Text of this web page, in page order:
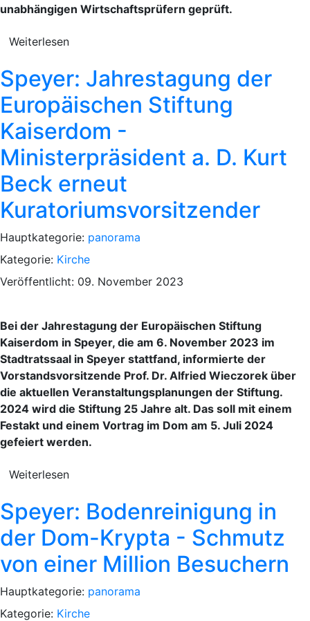
unabhängigen Wirtschaftsprüfern geprüft.
Weiterlesen
Speyer: Jahrestagung der
Europäischen Stiftung
Kaiserdom -
Ministerpräsident a. D. Kurt
Beck erneut
Kuratoriumsvorsitzender
Hauptkategorie: panorama
Kategorie: Kirche
Veröffentlicht: 09. November 2023
Bei der Jahrestagung der Europäischen Stiftung
Kaiserdom in Speyer, die am 6. November 2023 im
Stadtratssaal in Speyer stattfand, informierte der
Vorstandsvorsitzende Prof. Dr. Alfried Wieczorek über
die aktuellen Veranstaltungsplanungen der Stiftung.
2024 wird die Stiftung 25 Jahre alt. Das soll mit einem
Festakt und einem Vortrag im Dom am 5. Juli 2024
gefeiert werden.
Weiterlesen
Speyer: Bodenreinigung in
der Dom-Krypta - Schmutz
von einer Million Besuchern
Hauptkategorie: panorama
Kategorie: Kirche